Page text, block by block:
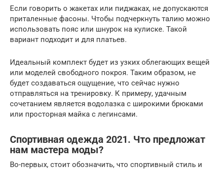
Если говорить о жакетах или пиджаках, не допускаются
приталенные фасоны. Чтобы подчеркнуть талию можно
использовать пояс или шнурок на кулиске. Такой
вариант подходит и для платьев.
Идеальный комплект будет из узких облегающих вещей
или моделей свободного покроя. Таким образом, не
будет создаваться ощущение, что сейчас нужно
отправляться на тренировку. К примеру, удачным
сочетанием является водолазка с широкими брюками
или просторная майка с легинсами.
Спортивная одежда 2021. Что предложат
нам мастера моды?
Во-первых, стоит обозначить, что спортивный стиль и